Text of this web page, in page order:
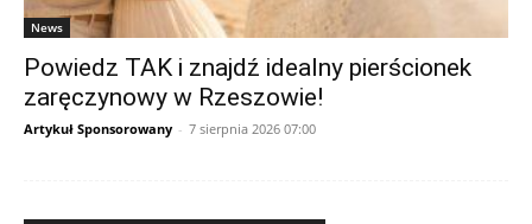
News
Powiedz TAK i znajdź idealny pierścionek
zaręczynowy w Rzeszowie!
Artykuł Sponsorowany - 7 sierpnia 2026 07:00